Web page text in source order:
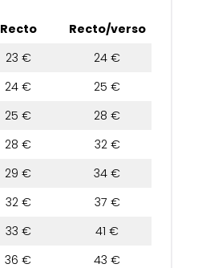
Recto
Recto/verso
23 €
24 €
24 €
25 €
25 €
28 €
28 €
32 €
29 €
34 €
32 €
37 €
33 €
41 €
36 €
43 €